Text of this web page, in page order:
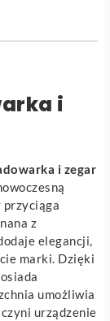
i
i zegar
z
elegancji,
marki. Dzięki
umożliwia
urządzenie